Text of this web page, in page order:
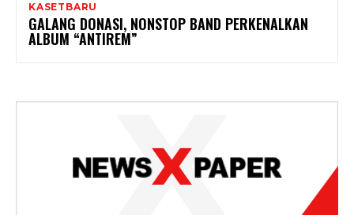
KASETBARU
GALANG DONASI, NONSTOP BAND PERKENALKAN
ALBUM “ANTIREM”